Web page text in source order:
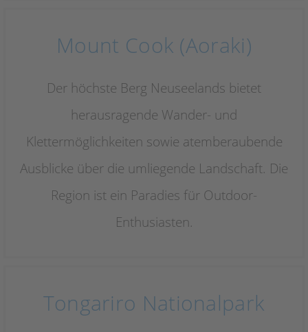
Mount Cook (Aoraki)
Der höchste Berg Neuseelands bietet
herausragende Wander- und
Klettermöglichkeiten sowie atemberaubende
Ausblicke über die umliegende Landschaft. Die
Region ist ein Paradies für Outdoor-
Enthusiasten.
Tongariro Nationalpark